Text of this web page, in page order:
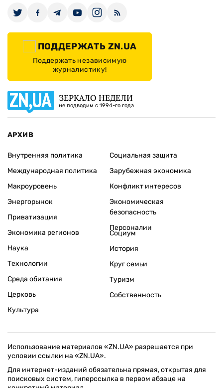
ПОДДЕРЖАТЬ ZN.UA
Поддержать независимую
журналистику!
ЗЕРКАЛО НЕДЕЛИ
не подводим с 1994-го года
АРХИВ
Внутренняя политика
Международная политика
Макроуровень
Энергорынок
Приватизация
Экономика регионов
Социальная защита
Зарубежная экономика
Конфликт интересов
Экономическая
безопасность
Персоналии
Наука
Технологии
Среда обитания
Церковь
Культура
Социум
История
Круг семьи
Туризм
Собственность
Использование материалов «ZN.UA» разрешается при
условии ссылки на «ZN.UA».
Для интернет-изданий обязательна прямая, открытая для
поисковых систем, гиперссылка в первом абзаце на